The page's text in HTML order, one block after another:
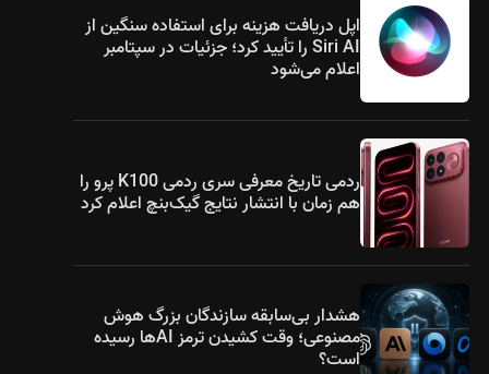
اپل دریافت هزینه برای استفاده سنگین از
Siri AI را تأیید کرد؛ جزئیات در سپتامبر
اعلام می‌شود
ردمی تاریخ معرفی سری ردمی K100 پرو را
هم زمان با انتشار نتایج گیک‌بنچ اعلام کرد
هشدار بی‌سابقه سازندگان بزرگ هوش
مصنوعی؛ وقت کشیدن ترمز AIها رسیده
است؟